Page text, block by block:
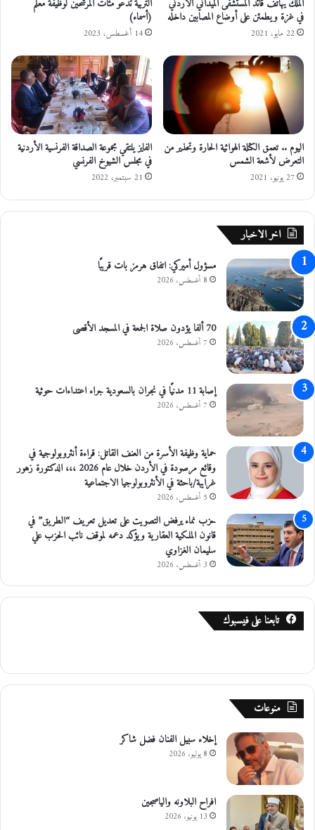
ا
ب
و
ة
م
ش
ا
د
ة
أ
س
ا
ل
ع
ا
ل
م
الملك يهاتف قائد المستشفى الميداني الأردني
في غزة ويطمئن على أوضاع المصابين داخله
22 مايو، 2021
التربية تدعو مئات المرشحين لوظيفة معلم
(أسماء)
14 أغسطس، 2023
اليوم .. تعمق الكتلة الهوائية الحارة وتحذير من
التعرض لأشعة الشمس
27 يونيو، 2021
الفايز يلتقي مجموعة الصداقة الفرنسية الأردنية
في مجلس الشيوخ الفرنسي
21 سبتمبر، 2022
اخر الاخبار
مسؤول أميركي: اتفاق هرمز بات قريبًا
8 أغسطس، 2026
70 ألفا يؤدون صلاة الجمعة في المسجد الأقصى
7 أغسطس، 2026
إصابة 11 مدنيًا في نجران بالسعودية جراء اعتداءات حوثية
7 أغسطس، 2026
حماية وظيفة الأسرة من العنف القاتل: قراءة أنثروبولوجية في
وقائع مرصودة في الأردن خلال عام 2026 ،،، الدكتورة زهور
غرايبة/باحثة في الأنثروبولوجيا الاجتماعية
5 أغسطس، 2026
حزب نماء يرفض التصويت على تعديل تعريف “الطريق” في
قانون الملكية العقارية ويؤكد دعمه لموقف نائب الحزب علي
سليمان الغزاوي
3 أغسطس، 2026
تابعنا على فيسبوك
منوعات
إخلاء سبيل الفنان فضل شاكر
8 يوليو، 2026
افراح البلاونه والياصجين
13 يونيو، 2026